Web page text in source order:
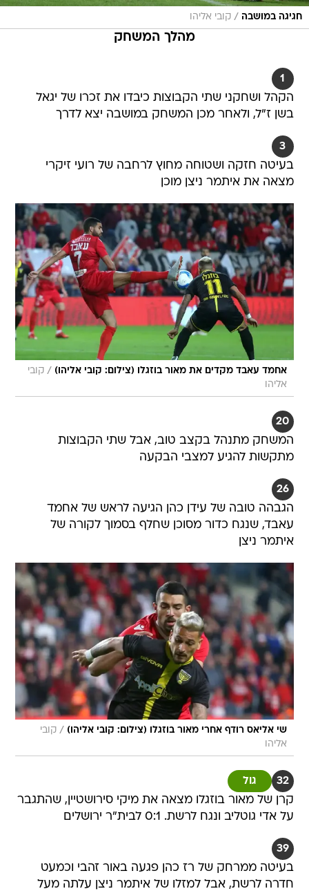
חגיגה במושבה / קובי אליהו
מהלך המשחק
1
הקהל ושחקני שתי הקבוצות כיבדו את זכרו של יגאל
בשן ז"ל, ולאחר מכן המשחק במושבה יצא לדרך
3
בעיטה חזקה ושטוחה מחוץ לרחבה של רועי זיקרי
מצאה את איתמר ניצן מוכן
אחמד עאבד מקדים את מאור בוזגלו (צילום: קובי אליהו) / קובי
אליהו
20
המשחק מתנהל בקצב טוב, אבל שתי הקבוצות
מתקשות להגיע למצבי הבקעה
26
הגבהה טובה של עידן כהן הגיעה לראש של אחמד
עאבד, שנגח כדור מסוכן שחלף בסמוך לקורה של
איתמר ניצן
שי אליאס רודף אחרי מאור בוזגלו (צילום: קובי אליהו) / קובי
אליהו
32 גול
קרן של מאור בוזגלו מצאה את מיקי סירושטיין, שהתגבר
על אדי גוטליב ונגח לרשת. 0:1 לבית"ר ירושלים
39
בעיטה ממרחק של רז כהן פגעה באור זהבי וכמעט
חדרה לרשת, אבל למזלו של איתמר ניצן עלתה מעל